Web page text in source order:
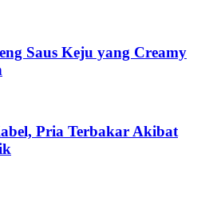
Saus Keju yang Creamy
Pria Terbakar Akibat